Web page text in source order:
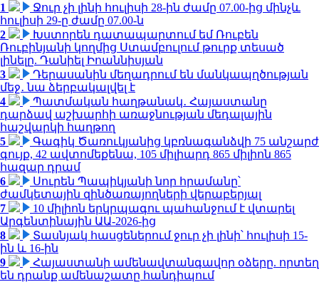
1
Ջուր չի լինի հուլիսի 28-ին ժամը 07.00-ից մինչև
հուլիսի 29-ը ժամը 07.00-ն
2
Խստորեն դատապարտում եմ Ռուբեն
Ռուբինյանի կողմից Ստամբուլում թուրք տեսած
լինելը. Դանիել Իոաննիսյան
3
Դերասանին մեղադրում են մանկապղծության
մեջ․ նա ձերբակալվել է
4
Պատմական հաղթանակ․ Հայաստանը
դարձավ աշխարհի առաջնության մեդալային
հաշվարկի հաղթող
5
Գագիկ Ծառուկյանից կբռնագանձվի 75 անշարժ
գույք, 42 ավտոմեքենա, 105 միլիարդ 865 միլիոն 865
հազար դրամ
6
Սուրեն Պապիկյանի նոր հրամանը՝
ժամկետային զինծառայողների վերաբերյալ
7
10 միլիոն երկրպագու պահանջում է վտարել
Արգենտինային ԱԱ-2026-ից
8
Տասնյակ հասցեներում ջուր չի լինի՝ հուլիսի 15-
ին և 16-ին
9
Հայաստանի ամենավտանգավոր օձերը. որտեղ
են դրանք ամենաշատը հանդիպում